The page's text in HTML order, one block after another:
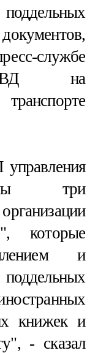
службе
УВД на
три
которые
и
книжек и
- сказал